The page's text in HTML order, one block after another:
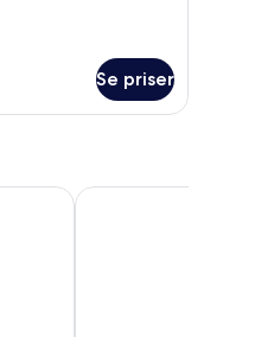
Se priser
Hotel Riverton